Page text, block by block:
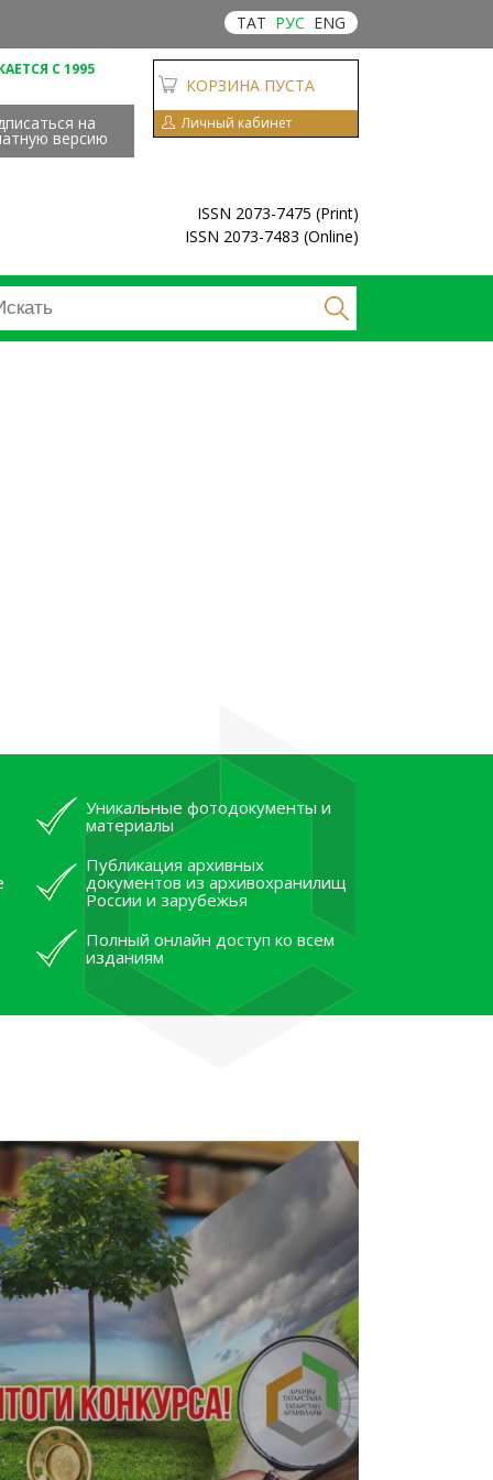
ТАТ РУС ENG
С 1995
на
версию
КОРЗИНА ПУСТА
Личный кабинет
ISSN 2073-7475 (Print)
ISSN 2073-7483 (Online)
Уникальные фотодокументы и
материалы
Публикация архивных
документов из архивохранилищ
России и зарубежья
Полный онлайн доступ ко всем
изданиям
рассказали об архивных